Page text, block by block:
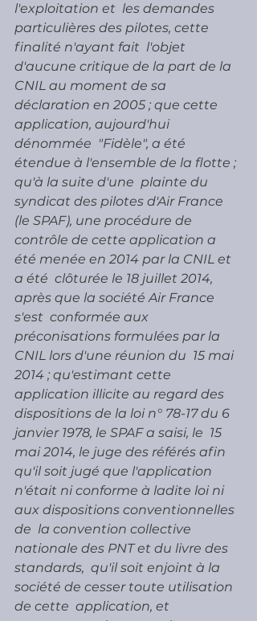
l'exploitation et  les demandes
particulières des pilotes, cette
finalité n'ayant fait  l'objet
d'aucune critique de la part de la
CNIL au moment de sa
déclaration en 2005 ; que cette
application, aujourd'hui
dénommée  "Fidèle", a été
étendue à l'ensemble de la flotte ;
qu'à la suite d'une  plainte du
syndicat des pilotes d'Air France
(le SPAF), une procédure de
contrôle de cette application a
été menée en 2014 par la CNIL et
a été  clôturée le 18 juillet 2014,
après que la société Air France
s'est  conformée aux
préconisations formulées par la
CNIL lors d'une réunion du  15 mai
2014 ; qu'estimant cette
application illicite au regard des
dispositions de la loi n° 78-17 du 6
janvier 1978, le SPAF a saisi, le  15
mai 2014, le juge des référés afin
qu'il soit jugé que l'application
n'était ni conforme à ladite loi ni
aux dispositions conventionnelles
de  la convention collective
nationale des PNT et du livre des
standards,  qu'il soit enjoint à la
société de cesser toute utilisation
de cette  application, et